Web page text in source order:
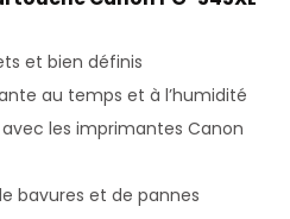
et bien définis
au temps et à l’humidité
les imprimantes Canon
bavures et de pannes